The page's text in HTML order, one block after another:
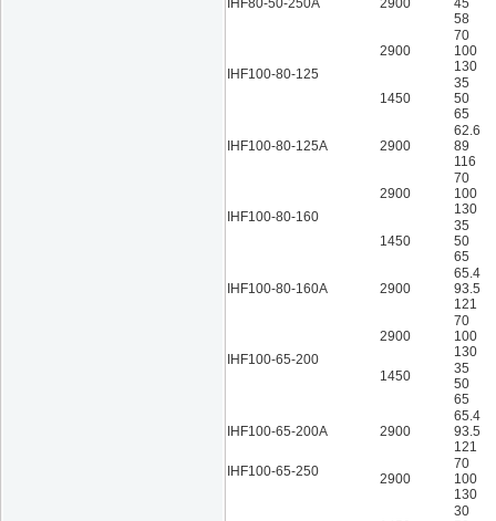
IHF80-50-250A 2900
45
58
IHF100-80-125
2900
70
100
130
1450
35
50
65
IHF100-80-125A 2900
62.6
89
116
IHF100-80-160
2900
70
100
130
1450
35
50
65
IHF100-80-160A 2900
65.4
93.5
121
IHF100-65-200
2900
70
100
130
1450
35
50
65
IHF100-65-200A 2900
65.4
93.5
121
IHF100-65-250
2900
70
100
130
30